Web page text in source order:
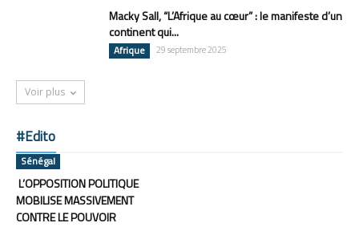
Macky Sall, “L’Afrique au cœur” : le manifeste d’un
continent qui...
Afrique 29 septembre 2025
Voir plus
#Edito
Sénégal
L’OPPOSITION POLITIQUE
MOBILISE MASSIVEMENT
CONTRE LE POUVOIR